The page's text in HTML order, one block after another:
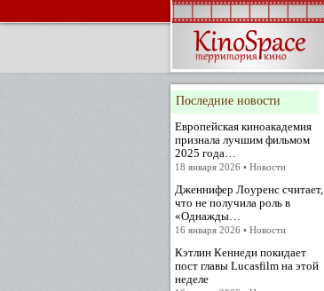
Последние новости
Европейская киноакадемия
признала лучшим фильмом
2025 года…
18 января 2026 • Новости
Дженнифер Лоуренс считает,
что не получила роль в
«Однажды…
16 января 2026 • Новости
Кэтлин Кеннеди покидает
пост главы Lucasfilm на этой
неделе